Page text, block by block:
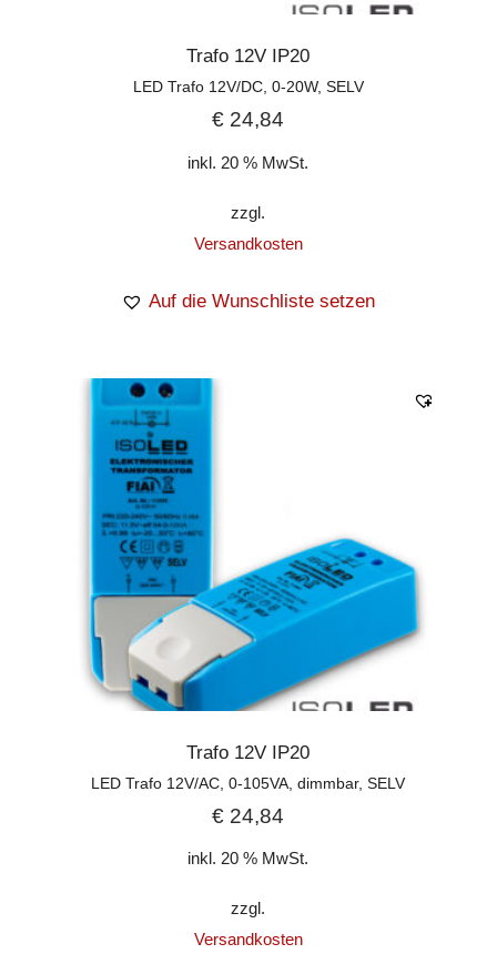
Trafo 12V IP20
LED Trafo 12V/DC, 0-20W, SELV
€ 24,84
inkl. 20 % MwSt.
zzgl.
Versandkosten
Auf die Wunschliste setzen
Trafo 12V IP20
LED Trafo 12V/AC, 0-105VA, dimmbar, SELV
€ 24,84
inkl. 20 % MwSt.
zzgl.
Versandkosten